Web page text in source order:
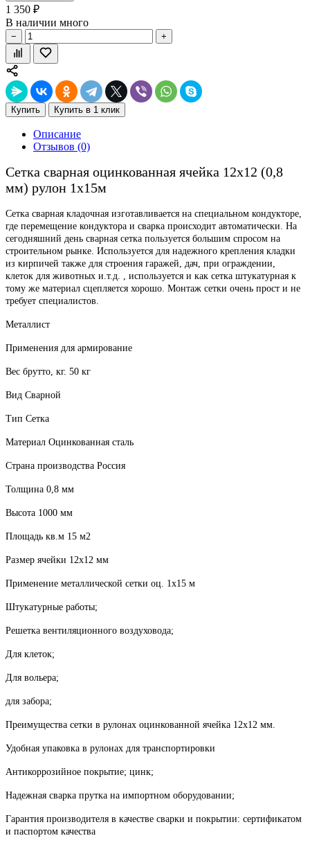
1 350 ₽
В наличии много
− +
Купить Купить в 1 клик
Описание
Отзывов (0)
Сетка сварная оцинкованная ячейка 12х12 (0,8
мм) рулон 1х15м
Сетка сварная кладочная изготавливается на специальном кондукторе,
где перемещение кондуктора и сварка происходит автоматически. На
сегодняшний день сварная сетка пользуется большим спросом на
строительном рынке. Используется для надежного крепления кладки
из кирпичей также для строения гаражей, дач, при ограждении,
клеток для животных и.т.д. , используется и как сетка штукатурная к
тому же материал сцепляется хорошо. Монтаж сетки очень прост и не
требует специалистов.
Металлист
Применения для армирование
Вес брутто, кг. 50 кг
Вид Сварной
Тип Сетка
Материал Оцинкованная сталь
Страна производства Россия
Толщина 0,8 мм
Высота 1000 мм
Площадь кв.м 15 м2
Размер ячейки 12х12 мм
Применение металлической сетки оц. 1x15 м
Штукатурные работы;
Решетка вентиляционного воздуховода;
Для клеток;
Для вольера;
для забора;
Преимущества сетки в рулонах оцинкованной ячейка 12х12 мм.
Удобная упаковка в рулонах для транспортировки
Антикоррозийное покрытие; цинк;
Надежная сварка прутка на импортном оборудовании;
Гарантия производителя в качестве сварки и покрытии: сертификатом
и паспортом качества